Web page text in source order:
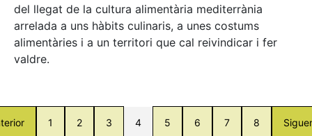
del llegat de la cultura alimentària mediterrània
arrelada a uns hàbits culinaris, a unes costums
alimentàries i a un territori que cal reivindicar i fer
valdre.
1 2 3 4 5 6 7 8